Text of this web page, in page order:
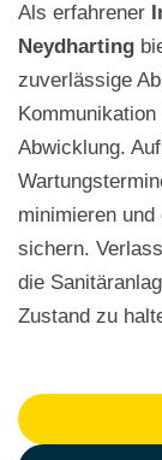
Als erfahrener
Neydharting
zuverlässige
Abwicklung.
minimieren
sichern.
die
Zustand zu